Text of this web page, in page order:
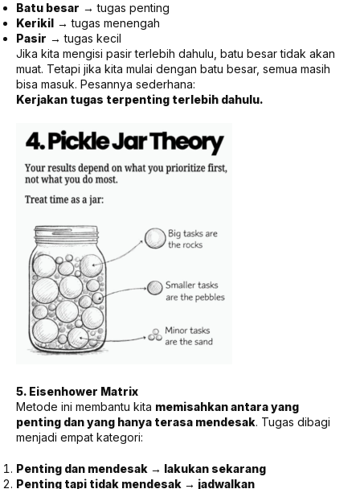
Batu besar → tugas penting
Kerikil → tugas menengah
Pasir → tugas kecil
Jika kita mengisi pasir terlebih dahulu, batu besar tidak akan
muat. Tetapi jika kita mulai dengan batu besar, semua masih
bisa masuk. Pesannya sederhana:
Kerjakan tugas terpenting terlebih dahulu.
5. Eisenhower Matrix
Metode ini membantu kita memisahkan antara yang
penting dan yang hanya terasa mendesak. Tugas dibagi
menjadi empat kategori:
Penting dan mendesak → lakukan sekarang
Penting tapi tidak mendesak → jadwalkan